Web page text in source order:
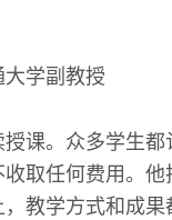
课。众多学生都
取任何费用。
教学方式和成果